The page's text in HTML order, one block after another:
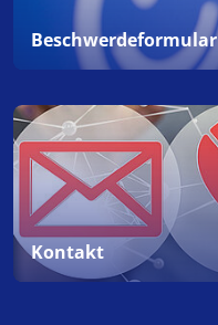
Beschwerdeformular
Kontakt